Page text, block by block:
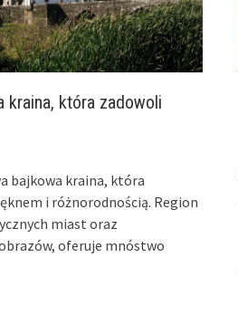
kraina, która zadowoli
bajkowa kraina, która
i różnorodnością. Region
miast oraz
oferuje mnóstwo